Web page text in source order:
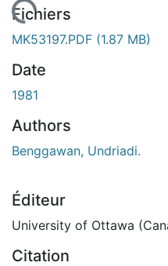
En cours de chargement...
Fichiers
MK53197.PDF (1.87 MB)
Date
1981
Authors
Benggawan, Undriadi.
Éditeur
University of Ottawa
Citation